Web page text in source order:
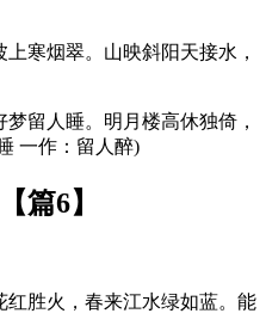
寒烟翠。山映斜阳天接水，
留人睡。明月楼高休独倚，
一作：留人醉)
篇6】
胜火，春来江水绿如蓝。能